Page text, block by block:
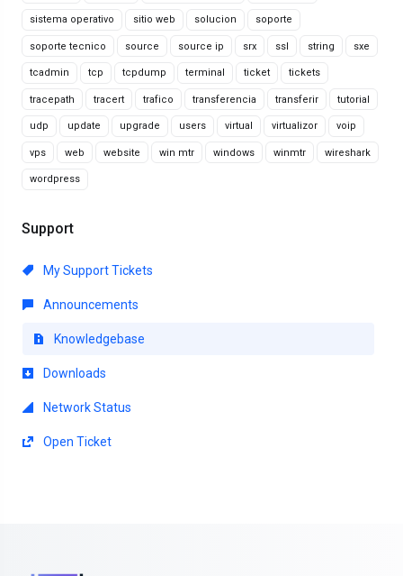
sistema operativo sitio web solucion soporte
soporte tecnico source source ip srx ssl string sxe
tcadmin tcp tcpdump terminal ticket tickets
tracepath tracert trafico transferencia transferir tutorial
udp update upgrade users virtual virtualizor voip
vps web website win mtr windows winmtr wireshark
wordpress
Support
My Support Tickets
Announcements
Knowledgebase
Downloads
Network Status
Open Ticket